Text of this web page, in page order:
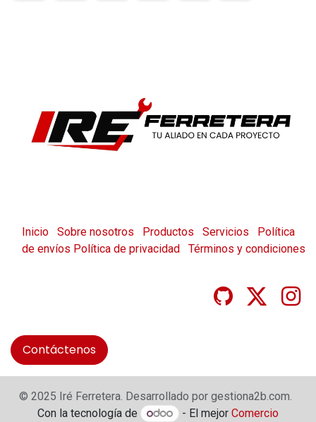
Inicio Sobre nosotros Productos Servicios
Política
de envíos Política de privacidad Términos y condiciones
Contáctenos
© 2025 Iré Ferretera. Desarrollado por gestiona2b.com.
Con la tecnología de
- El mejor Comercio